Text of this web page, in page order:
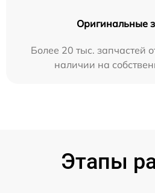
Оригинальные
Более 20 тыс. запчастей
наличии на
Этапы